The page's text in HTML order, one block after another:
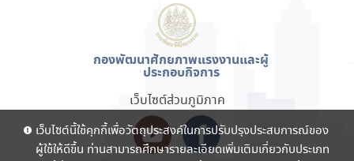
กองพัฒนาศักยภาพแรงงานและผู้
ประกอบกิจการ
เว็บไซต์ส่วนภูมิภาค
เว็บไซต์นี้ใช้คุกกี้เพื่อวัตถุประสงค์ในการปรับปรุงประสบการณ์ของ
ผู้ใช้ให้ดีขึ้น ท่านสามารถศึกษารายละเอียดเพิ่มเติมเกี่ยวกับประเภท